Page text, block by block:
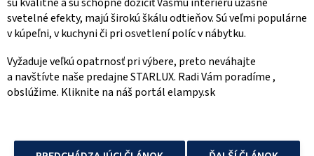
sú kvalitné a sú schopné dožičiť Vášmu interiéru úžasné
svetelné efekty, majú širokú škálu odtieňov. Sú veľmi populárne
v kúpeľni, v kuchyni či pri osvetlení políc v nábytku.
Vyžaduje veľkú opatrnosť pri výbere, preto neváhajte
a navštívte naše predajne STARLUX. Radi Vám poradíme ,
obslúžime. Kliknite na náš portál elampy.sk